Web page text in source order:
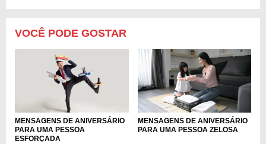
VOCÊ PODE GOSTAR
MENSAGENS DE ANIVERSÁRIO
PARA UMA PESSOA
ESFORÇADA
MENSAGENS DE ANIVERSÁRIO
PARA UMA PESSOA ZELOSA